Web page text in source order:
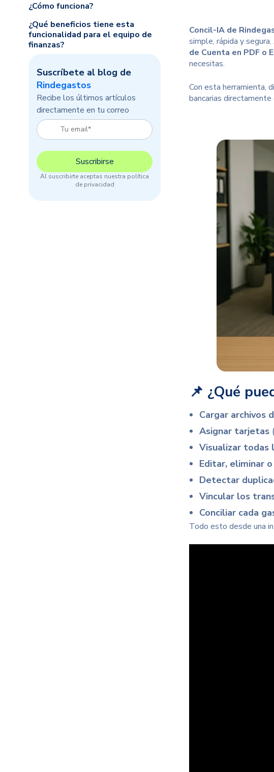
¿Cómo funciona?
¿Qué beneficios tiene esta
funcionalidad para el equipo de
finanzas?
Suscríbete al blog de
Rindegastos
Recibe los últimos artículos
directamente en tu correo
Al suscribirte aceptas nuestra política
de privacidad
Concil-IA de
simple, rápida y
de Cuenta en PDF o
necesitas.
Con esta herramienta,
bancarias
📌 ¿Qué
Cargar archivos
Asignar tarjetas
Visualizar todas
Editar, eliminar
Detectar
Vincular los
Conciliar cada
Todo esto desde una